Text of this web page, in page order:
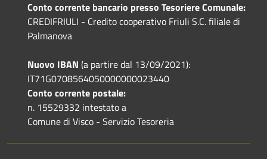
Conto corrente bancario presso Tesoriere Comunale:
CREDIFRIULI - Credito cooperativo Friuli S.C. filiale di
Palmanova
Nuovo IBAN (a partire dal 13/09/2021):
IT71G0708564050000000023440
Conto corrente postale:
n. 15529332 intestato a
Comune di Visco - Servizio Tesoreria